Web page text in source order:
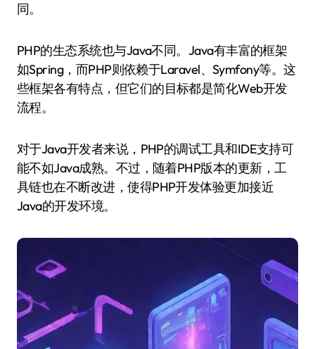
同。
PHP的生态系统也与Java不同。Java有丰富的框架
如Spring，而PHP则依赖于Laravel、Symfony等。这
些框架各有特点，但它们的目标都是简化Web开发
流程。
对于Java开发者来说，PHP的调试工具和IDE支持可
能不如Java成熟。不过，随着PHP版本的更新，工
具链也在不断改进，使得PHP开发体验更加接近
Java的开发环境。